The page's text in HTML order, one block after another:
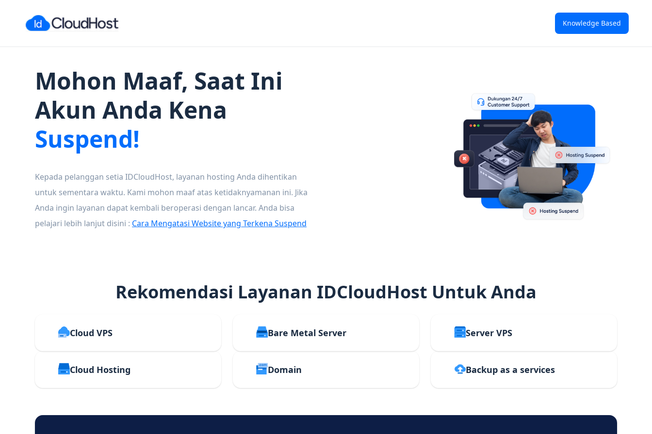
Knowledge Based
Mohon Maaf, Saat Ini
Akun Anda Kena
Suspend!
Kepada pelanggan setia IDCloudHost, layanan hosting Anda dihentikan
untuk sementara waktu. Kami mohon maaf atas ketidaknyamanan ini. Jika
Anda ingin layanan dapat kembali beroperasi dengan lancar. Anda bisa
pelajari lebih lanjut disini : Cara Mengatasi Website yang Terkena Suspend
Rekomendasi Layanan IDCloudHost Untuk Anda
Cloud VPS Bare Metal Server Server VPS
Cloud Hosting Domain Backup as a services